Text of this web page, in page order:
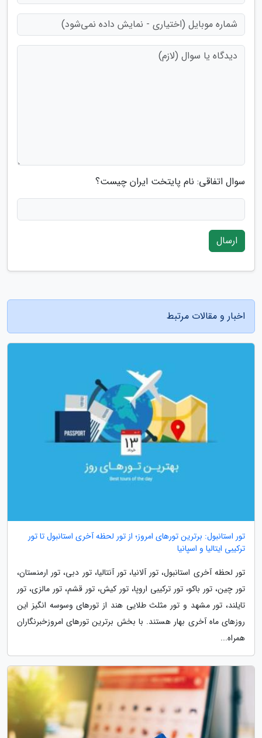
سوال اتفاقی: نام پایتخت ایران چیست؟
ارسال
اخبار و مقالات مرتبط
تور استانبول: برترین تورهای امروز؛ از تور لحظه آخری استانبول تا تور
ترکیبی ایتالیا و اسپانیا
تور لحظه آخری استانبول، تور آلانیا، تور آنتالیا، تور دبی، تور ارمنستان،
تور چین، تور باکو، تور ترکیبی اروپا، تور کیش، تور قشم، تور مالزی، تور
تایلند، تور مشهد و تور مثلث طلایی هند از تورهای وسوسه انگیز این
روزهای ماه آخری بهار هستند. با بخش برترین تورهای امروزخبرنگاران
همراه...